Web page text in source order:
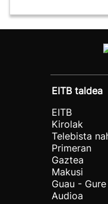
EITB taldea
EITB
Kirolak
Telebista
Primeran
Gaztea
Makusi
Guau - Gure
Audioa